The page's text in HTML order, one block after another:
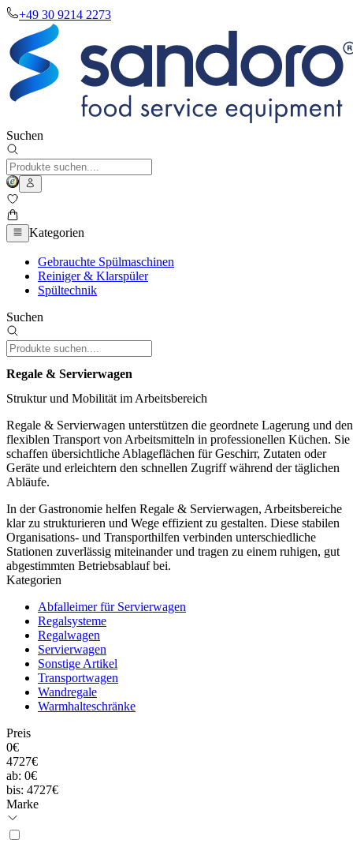
+49 30 9214 2273
Suchen
Kategorien
Gebrauchte Spülmaschinen
Reiniger & Klarspüler
Spültechnik
Suchen
Regale & Servierwagen
Struktur und Mobilität im Arbeitsbereich
Regale & Servierwagen unterstützen die geordnete Lagerung und den
flexiblen Transport von Arbeitsmitteln in professionellen Küchen. Sie
schaffen übersichtliche Ablageflächen für Geschirr, Zutaten oder
Geräte und erleichtern den schnellen Zugriff während der täglichen
Abläufe.
In der Gastronomie helfen Regale & Servierwagen, Arbeitsbereiche
klar zu strukturieren und Wege effizient zu gestalten. Diese stabilen
Organisations- und Transporthilfen verbinden unterschiedliche
Stationen zuverlässig miteinander und tragen zu einem ruhigen, gut
abgestimmten Betriebsablauf bei.
Kategorien
Abfalleimer für Servierwagen
Regalsysteme
Regalwagen
Servierwagen
Sonstige Artikel
Transportwagen
Wandregale
Warmhalteschränke
Preis
0€
4727€
ab: 0€
bis: 4727€
Marke